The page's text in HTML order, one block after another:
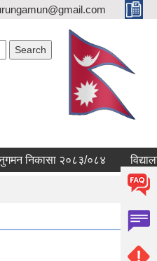
निकासा २०८३/०८४